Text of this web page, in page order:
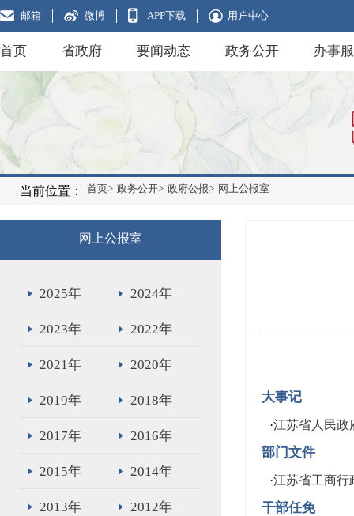
邮箱 微博 APP下载 用户中心
首页 省政府 要闻动态 政务公开 办事
当前位置： 首页> 政务公开> 政府公报> 网上公报室
网上公报室
2025年 2024年
2023年 2022年
2021年 2020年
2019年 2018年
2017年 2016年
2015年 2014年
2013年 2012年
大事记
·江苏省人民政
部门文件
·江苏省工商行
干部任免